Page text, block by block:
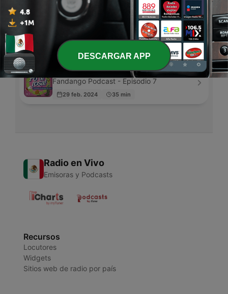
ayer 50 min
Exaterrestre, con Alain Luna
Poderosa
Fandango Podcast - Episodio 7
29 feb. 2024 35 min
Radio en Vivo
Emisoras y Podcasts
Recursos
Locutores
Widgets
Sitios web de radio por país
DESCARGAR APP